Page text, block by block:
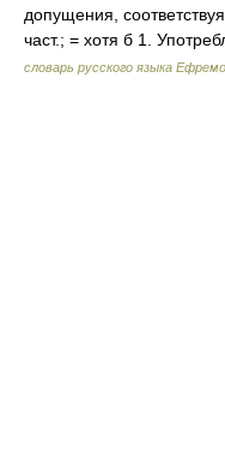
допущения,
част.; = хотя б 1.
словарь русского языка